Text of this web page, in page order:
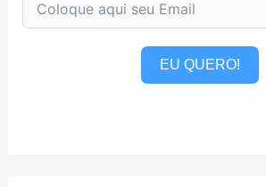
EU QUERO!